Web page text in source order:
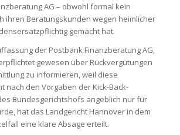
AG – obwohl formal kein
ihren Beratungskunden wegen heimlicher
gemacht hat.
der Postbank Finanzberatung AG,
gewesen über Rückvergütungen
zu informieren, weil diese
nach den Vorgaben der Kick-Back-
Bundesgerichtshofs angeblich nur für
hat das Landgericht Hannover in dem
eine klare Absage erteilt.